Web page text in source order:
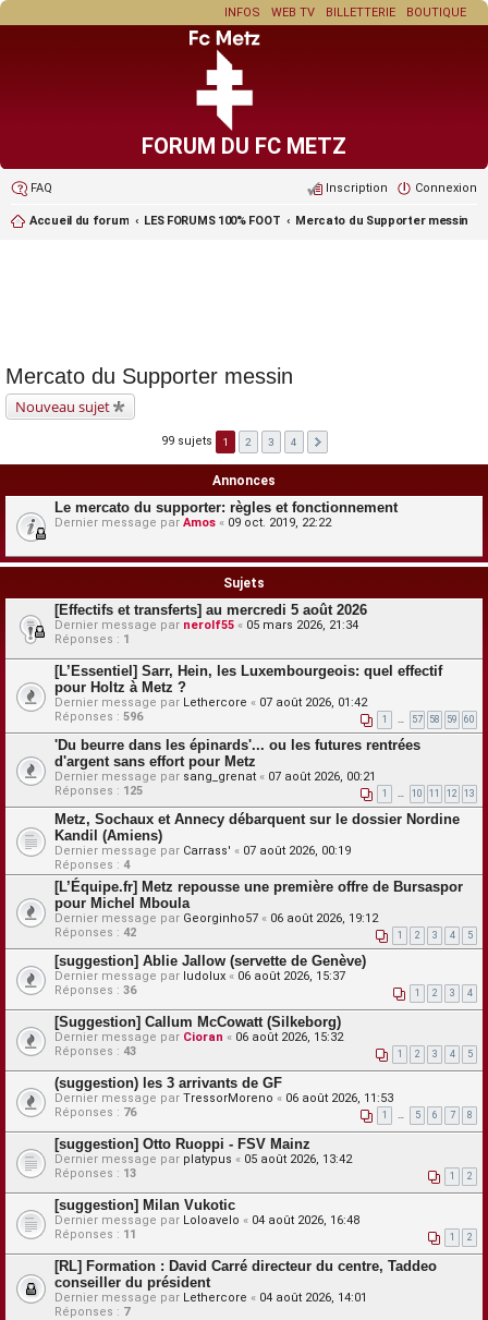
BOUTIQUE
BILLETTERIE
WEB TV
INFOS
FORUM DU FC METZ
FAQ Connexion
Inscription
Accueil du forum LES FORUMS 100% FOOT Mercato du Supporter messin
Mercato du Supporter messin
Nouveau sujet
99 sujets 1 2 3 4
Annonces
Le mercato du supporter: règles et fonctionnement
Dernier message par Amos « 09 oct. 2019, 22:22
Sujets
[Effectifs et transferts] au mercredi 5 août 2026
Dernier message par nerolf55 « 05 mars 2026, 21:34
Réponses : 1
[L’Essentiel] Sarr, Hein, les Luxembourgeois: quel effectif
pour Holtz à Metz ?
Dernier message par Lethercore « 07 août 2026, 01:42
Réponses : 596 1 … 57 58 59 60
'Du beurre dans les épinards'... ou les futures rentrées
d'argent sans effort pour Metz
Dernier message par sang_grenat « 07 août 2026, 00:21
Réponses : 125 1 … 10 11 12 13
Metz, Sochaux et Annecy débarquent sur le dossier Nordine
Kandil (Amiens)
Dernier message par Carrass' « 07 août 2026, 00:19
Réponses : 4
[L’Équipe.fr] Metz repousse une première offre de Bursaspor
pour Michel Mboula
Dernier message par Georginho57 « 06 août 2026, 19:12
Réponses : 42 1 2 3 4 5
[suggestion] Ablie Jallow (servette de Genève)
Dernier message par ludolux « 06 août 2026, 15:37
Réponses : 36 1 2 3 4
[Suggestion] Callum McCowatt (Silkeborg)
Dernier message par Cioran « 06 août 2026, 15:32
Réponses : 43 1 2 3 4 5
(suggestion) les 3 arrivants de GF
Dernier message par TressorMoreno « 06 août 2026, 11:53
Réponses : 76 1 … 5 6 7 8
[suggestion] Otto Ruoppi - FSV Mainz
Dernier message par platypus « 05 août 2026, 13:42
Réponses : 13 1 2
[suggestion] Milan Vukotic
Dernier message par Loloavelo « 04 août 2026, 16:48
Réponses : 11 1 2
[RL] Formation : David Carré directeur du centre, Taddeo
conseiller du président
Dernier message par Lethercore « 04 août 2026, 14:01
Réponses : 7